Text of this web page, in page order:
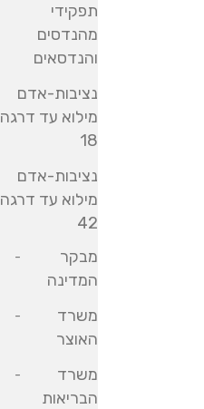
תפקידי
מהנדסים
והנדסאים
נציבות-אדם
מילוא עד דרגה
18
נציבות-אדם
מילוא עד דרגה
42
מבקר
המדינה
משרד
האוצר
משרד
הבריאות